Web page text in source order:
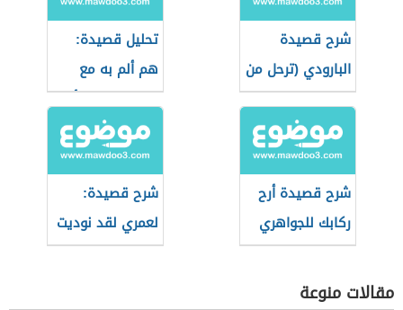
شرح قصيدة
البارودي (ترحل من
وادي)
تحليل قصيدة:
هم ألم به مع
الظلماء لإيليا أبو
ماضي
شرح قصيدة أرح
ركابك للجواهري
شرح قصيدة:
لعمري لقد نوديت
مقالات منوعة